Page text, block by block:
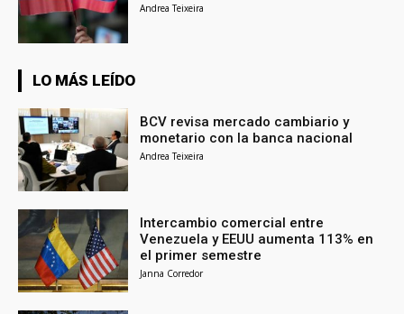
Andrea Teixeira
LO MÁS LEÍDO
BCV revisa mercado cambiario y
monetario con la banca nacional
Andrea Teixeira
Intercambio comercial entre
Venezuela y EEUU aumenta 113% en
el primer semestre
Janna Corredor